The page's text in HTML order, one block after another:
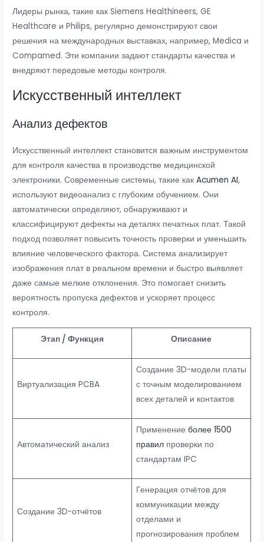
Лидеры рынка, такие как Siemens Healthineers, GE
Healthcare и Philips, регулярно демонстрируют свои
решения на международных выставках, например, Medica и
Compamed. Эти компании задают стандарты качества и
внедряют передовые методы контроля.
Искусственный интеллект
Анализ дефектов
Искусственный интеллект становится важным инструментом
для контроля качества в производстве медицинской
электроники. Современные системы, такие какAcumen AI,
используют видеоанализ с глубоким обучением. Они
автоматически определяют, обнаруживают и
классифицируют дефекты на деталях печатных плат. Такой
подход позволяет повысить точность проверки и уменьшить
влияние человеческого фактора. Система анализирует
изображения плат в реальном времени и быстро выявляет
даже самые мелкие отклонения. Это помогает снизить
вероятность пропуска дефектов и ускоряет процесс
контроля.
Этап / Функция Описание
Виртуализация PCBA
Создание 3D-модели платы
с точным моделированием
всех деталей и контактов
Автоматический анализ
Применение более 1500
правилпроверки по
стандартам IPC
Создание 3D-отчётов
Генерация отчётов для
коммуникации между
отделами и
прогнозирования проблем